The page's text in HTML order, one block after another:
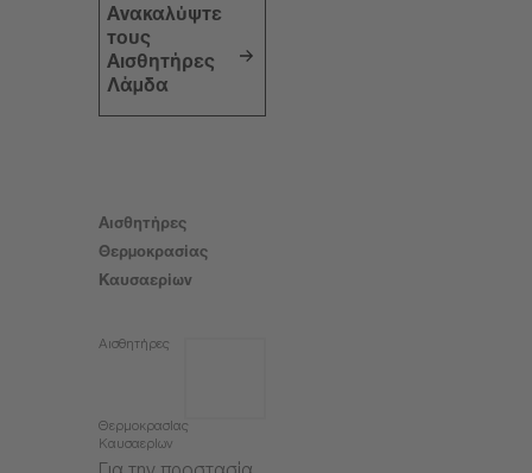
Ανακαλύψτε
τους
Αισθητήρες
Λάμδα
Αισθητήρες
Θερμοκρασίας
Καυσαερίων
Αισθητήρες
Θερμοκρασίας
Καυσαερίων